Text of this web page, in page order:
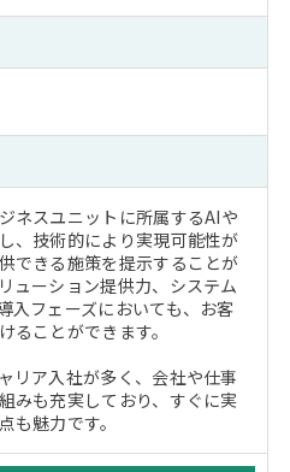
ネスユニットに所属するAIや
、技術的により実現可能性が
できる施策を提示することが
ューション提供力、システム
入フェーズにおいても、お客
ることができます。
リア入社が多く、会社や仕事
みも充実しており、すぐに実
も魅力です。